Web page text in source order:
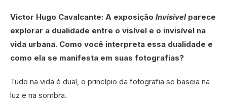
Victor Hugo Cavalcante: A exposição Invisívelparece
explorar a dualidade entre o visível e o invisível na
vida urbana. Como você interpreta essa dualidade e
como ela se manifesta em suas fotografias?
Tudo na vida é dual, o princípio da fotografia se baseia na
luz e na sombra.